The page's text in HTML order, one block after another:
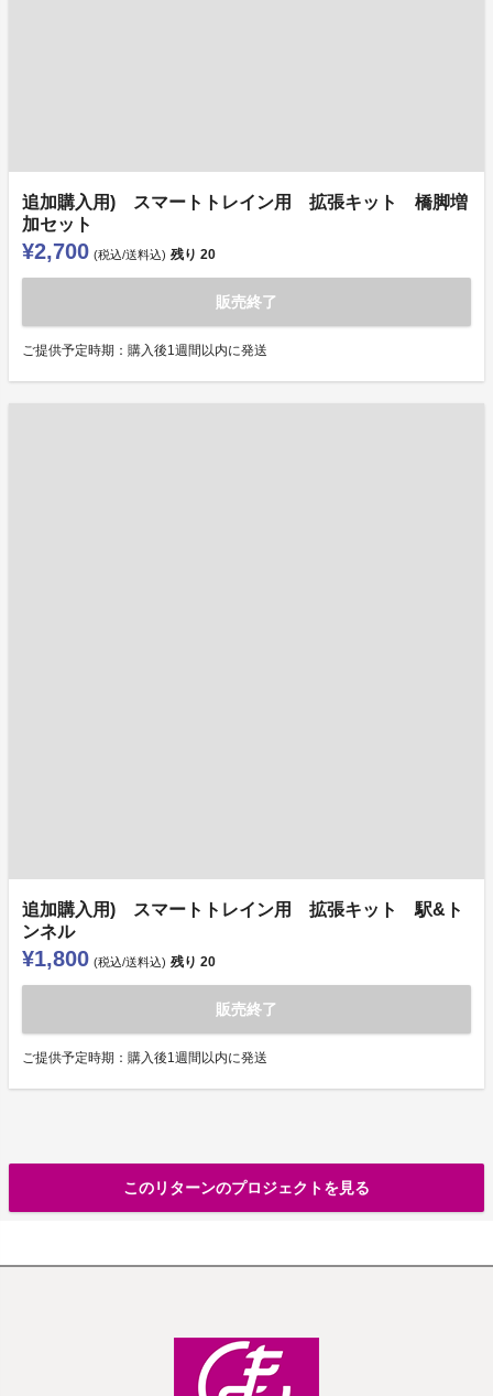
追加購入用) スマートトレイン用 拡張キット 橋脚増
加セット
¥2,700 (税込/送料込) 残り 20
販売終了
ご提供予定時期：購入後1週間以内に発送
追加購入用) スマートトレイン用 拡張キット 駅&ト
ンネル
¥1,800 (税込/送料込) 残り 20
販売終了
ご提供予定時期：購入後1週間以内に発送
このリターンのプロジェクトを見る